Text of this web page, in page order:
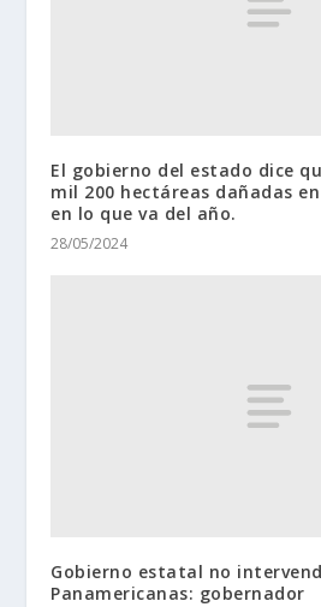
El gobierno del estado dice
mil 200 hectáreas dañadas
en lo que va del año.
28/05/2024
Gobierno estatal no
Panamericanas: gobernador